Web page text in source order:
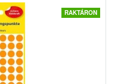
RAKTÁRON